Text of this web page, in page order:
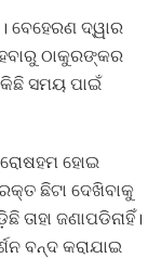
ବେହେରଣ ଦ୍ୱାର
ଠାକୁରଙ୍କର
କିଛି ସମୟ ପାଇଁ
ହୋଇ
ଛିଟା ଦେଖିବାକୁ
ଜଣାପଡିନାହିଁ।
ବନ୍ଦ କରାଯାଇ